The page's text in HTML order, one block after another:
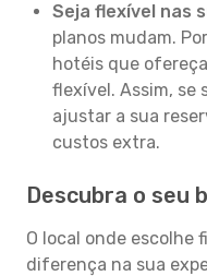
Seja flexível nas
planos mudam.
hotéis que
flexível. Assim, se
ajustar a sua
custos extra.
Descubra o seu
O local onde escolhe
diferença na sua